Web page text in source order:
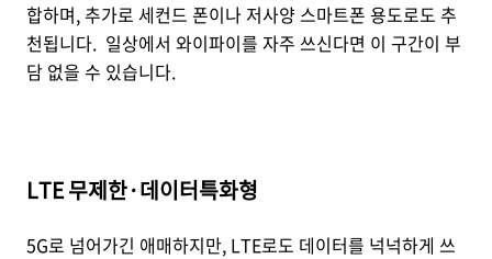
합하며, 추가로 세컨드 폰이나 저사양 스마트폰 용도로도 추
천됩니다. 일상에서 와이파이를 자주 쓰신다면 이 구간이 부
담 없을 수 있습니다.
LTE 무제한·데이터특화형
5G로 넘어가긴 애매하지만, LTE로도 데이터를 넉넉하게 쓰